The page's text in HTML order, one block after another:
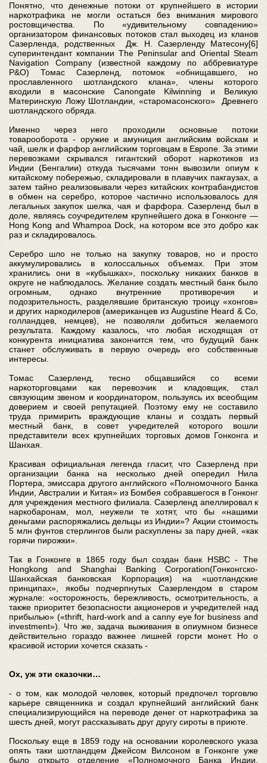
Понятно, что денежные потоки от крупнейшего в истории
наркотрафика не могли остаться без внимания мирового
ростовщичества. По «удивительному совпадению»
организатором финансовых потоков стал выходец из кланов
Сазерленда, родственных Дж. Н. Сазерленду Матесону[6]
суперинтендант компании The Peninsular and Oriental Steam
Navigation Company (известной каждому по аббревиатуре
P&O) Томас Сазерленд, потомок «обнищавшего, но
прославленного шотландского клана», члены которого
входили в масонские Canongate Kilwinning и Великую
Материнскую Ложу Шотландии, «старомасонского» Древнего
шотландского обряда.
Именно через него проходили основные потоки
товарооборота - оружие и амуниция английским войскам и
чай, шелк и фарфор английским торговцам в Европе. За этими
перевозками скрывался гигантский оборот наркотиков из
Индии (Бенгалии) откуда тысячами тонн вывозили опиум к
китайскому побережью, складировали в плавучих пакгаузах, а
затем тайно реализовывали через китайских контрабандистов
в обмен на серебро, которое частично использовалось для
легальных закупок шелка, чая и фарфора. Сазерленд был в
доле, являясь соучредителем крупнейшего дока в Гонконге —
Hong Kong and Whampoa Dock, на котором все это добро как
раз и складировалось.
Серебро шло не только на закупку товаров, но и просто
аккумулировались в колоссальных объемах. При этом
хранились они в «кубышках», поскольку никаких банков в
округе не наблюдалось. Желание создать местный банк было
огромным, однако внутренние противоречия и
подозрительность, разделявшие британскую троицу «хонгов»
и других наркодилеров (американцев из Augustine Heard & Co,
голландцев, немцев), не позволяли добиться желаемого
результата. Каждому казалось, что любая исходящая от
конкурента инициатива закончится тем, что будущий банк
станет обслуживать в первую очередь его собственные
интересы.
Томас Сазерленд, тесно общавшийся со всеми
наркоторговцами как перевозчик и кладовщик, стал
связующим звеном и координатором, пользуясь их всеобщим
доверием и своей репутацией. Поэтому ему не составило
труда примирить враждующие кланы и создать первый
местный банк, в совет учредителей которого вошли
представители всех крупнейших торговых домов Гонконга и
Шанхая.
Красивая официальная легенда гласит, что Сазерленд при
организации банка на несколько дней опередил Нила
Портера, эмиссара другого английского «Полномочного Банка
Индии, Австралии и Китая» из Бомбея собравшегося в Гонконг
для учреждения местного филиала. Сазерленд апеллировал к
наркобаронам, мол, неужели те хотят, что бы «нашими
деньгами распоряжались дельцы из Индии»? Акции стоимость
5 млн фунтов стерлингов были раскуплены за пару дней, «как
горячи пирожки».
Так в Гонконге в 1865 году был создан банк HSBC - The
Hongkong and Shanghai Banking Corporation(Гонконгско-
Шанхайская банковская Корпорация) на «шотландские
принципах», якобы подчерпнутых Сазерлендом в старом
журнале: «осторожность, бережливость, осмотрительность, а
также приоритет безопасности акционеров и учредителей над
прибылью» («thrift, hard-work and a canny eye for business and
investment»). Что же, задача выживания в опиумном бизнесе
действительно гораздо важнее лишней горсти монет. Но о
красивой истории хочется сказать -
Ох, уж эти сказочки…
- о том, как молодой человек, который предпочел торговлю
карьере священника и создал крупнейший английский банк
специализирующийся на переводе денег от наркотрафика за
шесть дней, могут рассказывать друг другу сироты в приюте.
Поскольку еще в 1859 году на основании королевского указа
опять таки шотландцем Джейсом Вилсоном в Гонконге уже
было открыто отделение «Полномочного Банка Индии,